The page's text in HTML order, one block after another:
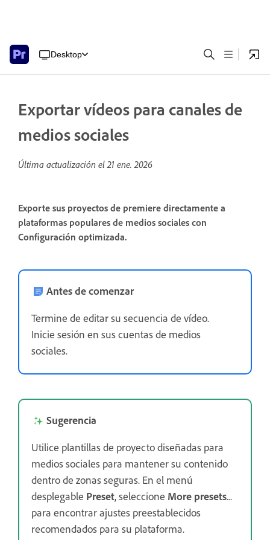
Desktop
Exportar vídeos para canales de
medios sociales
Última actualización el21 ene. 2026
Exporte sus proyectos de premiere directamente a
plataformas populares de medios sociales con
Configuración optimizada.
Antes de comenzar
Termine de editar su secuencia de vídeo.
Inicie sesión en sus cuentas de medios
sociales.
Sugerencia
Utilice plantillas de proyecto diseñadas para
medios sociales para mantener su contenido
dentro de zonas seguras. En el menú
desplegable Preset, seleccione More presets...
para encontrar ajustes preestablecidos
recomendados para su plataforma.